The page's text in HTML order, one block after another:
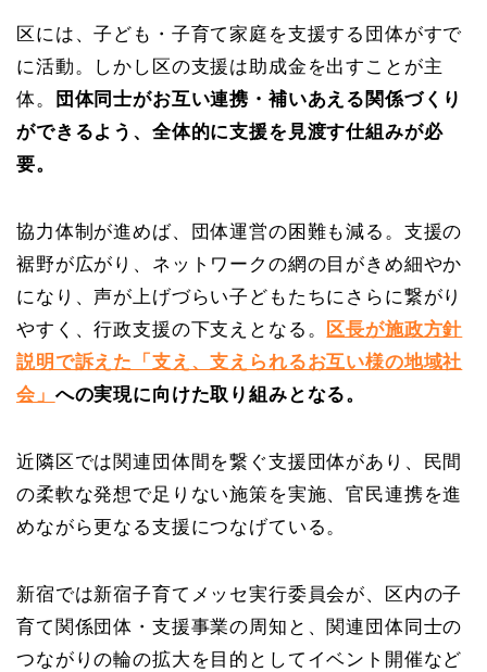
区には、子ども・子育て家庭を支援する団体がすで
に活動。しかし区の支援は助成金を出すことが主
体。
団体同士がお互い連携・補いあえる関係づくり
ができるよう、全体的に支援を見渡す仕組みが必
要。
協力体制が進めば、団体運営の困難も減る。支援の
裾野が広がり、ネットワークの網の目がきめ細やか
になり、声が上げづらい子どもたちにさらに繋がり
やすく、行政支援の下支えとなる。
区長が施政方針
説明で訴えた「支え、支えられるお互い様の地域社
会」 への実現に向けた取り組みとなる。
近隣区では関連団体間を繋ぐ支援団体があり、民間
の柔軟な発想で足りない施策を実施、官民連携を進
めながら更なる支援につなげている。
新宿では新宿子育てメッセ実行委員会が、区内の子
育て関係団体・支援事業の周知と、関連団体同士の
つながりの輪の拡大を目的としてイベント開催など